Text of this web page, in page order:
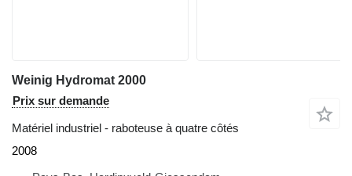
Weinig Hydromat 2000
Prix sur demande
Matériel industriel - raboteuse à quatre côtés
2008